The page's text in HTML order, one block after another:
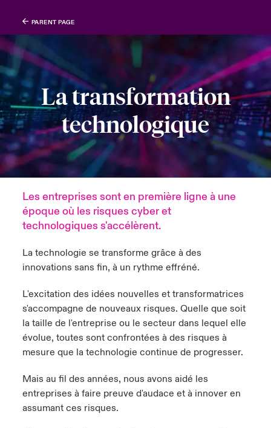
PARENT PAGE
La transformation
technologique
Les entreprises sont en première ligne à une
époque où les risques cyber et
technologiques s'accélèrent.
La technologie se transforme grâce à des
innovations sans fin, à un rythme effréné.
L'excitation des idées nouvelles et transformatrices
s'accompagne de nouveaux risques. Quelle que soit
la taille de l'entreprise ou le secteur dans lequel elle
évolue, toutes sont confrontées à des risques à
mesure que la technologie continue de progresser.
Mais au fil des années, nous avons aidé les
entreprises à faire preuve d'audace et à innover en
assumant ces risques.